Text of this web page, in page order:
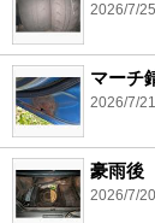
2026/7/
マーチ
2026/7/
豪雨後
2026/7/